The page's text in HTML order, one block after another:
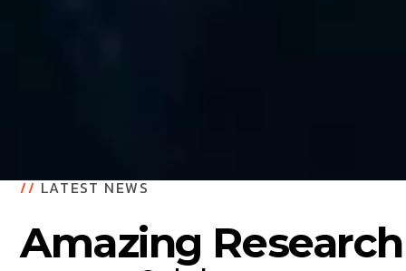
//LATEST NEWS
Amazing Research